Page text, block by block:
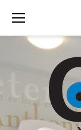
content